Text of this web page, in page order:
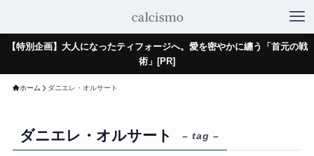
【特別企画】大人になったティフォージへ。愛を密やかに纏う「首元の戦
術」[PR]
ホーム ダニエレ・オルサート
ダニエレ・オルサート – tag –